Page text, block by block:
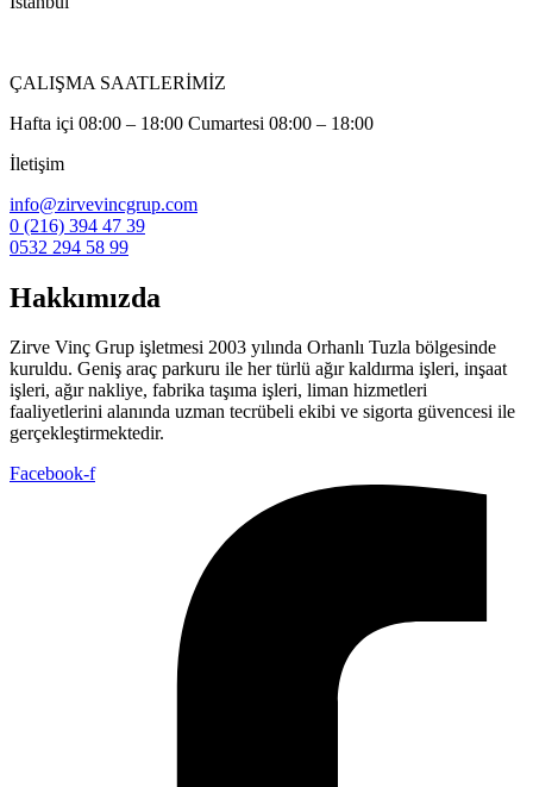
ÇALIŞMA SAATLERİMİZ
Hafta içi 08:00 – 18:00 Cumartesi 08:00 – 18:00
İletişim
info@zirvevincgrup.com
0 (216) 394 47 39
0532 294 58 99
Hakkımızda
Zirve Vinç Grup işletmesi 2003 yılında Orhanlı Tuzla bölgesinde
kuruldu. Geniş araç parkuru ile her türlü ağır kaldırma işleri, inşaat
işleri, ağır nakliye, fabrika taşıma işleri, liman hizmetleri
faaliyetlerini alanında uzman tecrübeli ekibi ve sigorta güvencesi ile
gerçekleştirmektedir.
Facebook-f